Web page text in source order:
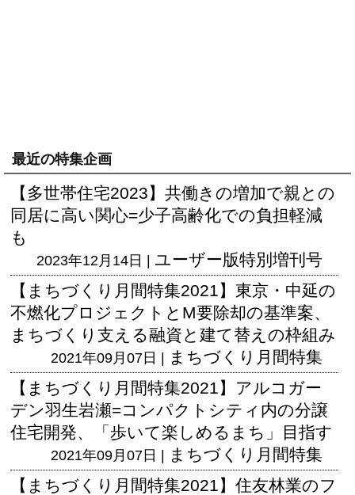
最近の特集企画
【多世帯住宅2023】共働きの増加で親との
同居に高い関心=少子高齢化での負担軽減
も
2023年12月14日 | ユーザー版特別増刊号
【まちづくり月間特集2021】東京・中延の
不燃化プロジェクトとM要除却の基準案、
まちづくり支える融資と建て替えの枠組み
2021年09月07日 | まちづくり月間特集
【まちづくり月間特集2021】アルコガー
デン羽生岩瀬=コンパクトシティ内の分譲
住宅開発、「歩いて楽しめるまち」目指す
2021年09月07日 | まちづくり月間特集
【まちづくり月間特集2021】住友林業のフ